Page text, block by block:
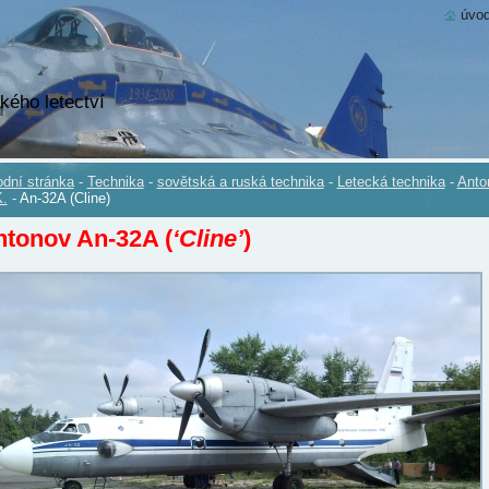
letectví
stránka - Technika - sovětská a ruská technika - Letecká technika -
- An-32A (Cline)
An-32A (‘Cline’)